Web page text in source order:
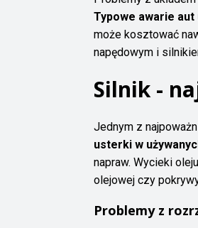
Typowe awarie aut
może kosztować
napędowym i
Silnik -
Jednym z
usterki w
napraw. Wycieki
olejowej czy
Problemy z